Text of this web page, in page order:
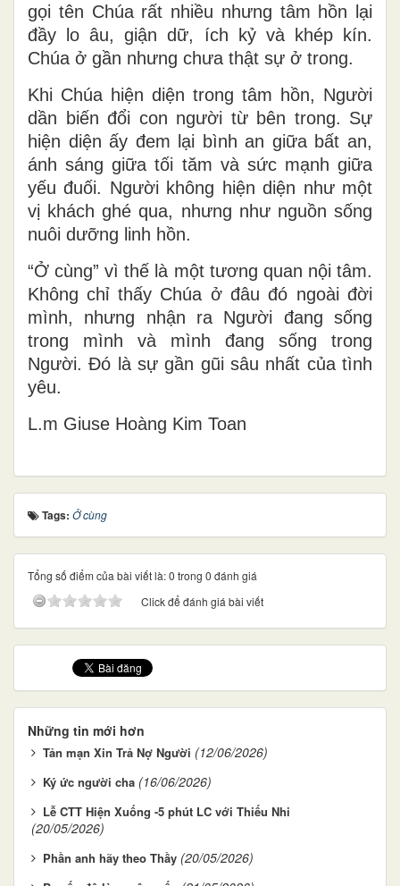
gọi tên Chúa rất nhiều nhưng tâm hồn lại
đầy lo âu, giận dữ, ích kỷ và khép kín.
Chúa ở gần nhưng chưa thật sự ở trong.
Khi Chúa hiện diện trong tâm hồn, Người
dần biến đổi con người từ bên trong. Sự
hiện diện ấy đem lại bình an giữa bất an,
ánh sáng giữa tối tăm và sức mạnh giữa
yếu đuối. Người không hiện diện như một
vị khách ghé qua, nhưng như nguồn sống
nuôi dưỡng linh hồn.
“Ở cùng” vì thế là một tương quan nội tâm.
Không chỉ thấy Chúa ở đâu đó ngoài đời
mình, nhưng nhận ra Người đang sống
trong mình và mình đang sống trong
Người. Đó là sự gần gũi sâu nhất của tình
yêu.
L.m Giuse Hoàng Kim Toan
Tags: Ở cùng
Tổng số điểm của bài viết là: 0 trong 0 đánh giá
Click để đánh giá bài viết
Những tin mới hơn
Tản mạn Xin Trả Nợ Người (12/06/2026)
Ký ức người cha (16/06/2026)
Lễ CTT Hiện Xuống -5 phút LC với Thiếu Nhi
(20/05/2026)
Phần anh hãy theo Thầy (20/05/2026)